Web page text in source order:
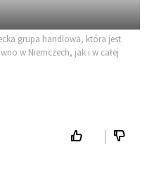
grupa handlowa, która jest
w Niemczech, jak i w całej